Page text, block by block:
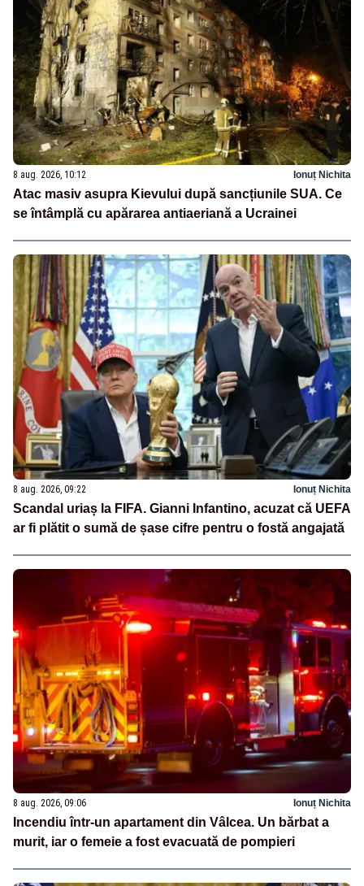
8 aug. 2026, 10:12 Ionuț Nichita
Atac masiv asupra Kievului după sancțiunile SUA. Ce
se întâmplă cu apărarea antiaeriană a Ucrainei
8 aug. 2026, 09:22 Ionuț Nichita
Scandal uriaș la FIFA. Gianni Infantino, acuzat că UEFA
ar fi plătit o sumă de șase cifre pentru o fostă angajată
8 aug. 2026, 09:06 Ionuț Nichita
Incendiu într-un apartament din Vâlcea. Un bărbat a
murit, iar o femeie a fost evacuată de pompieri